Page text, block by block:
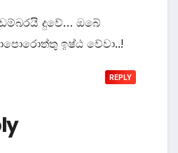
දුවේ… ඔබේ
ඉෂ‍්ඨ වේවා..!
REPLY